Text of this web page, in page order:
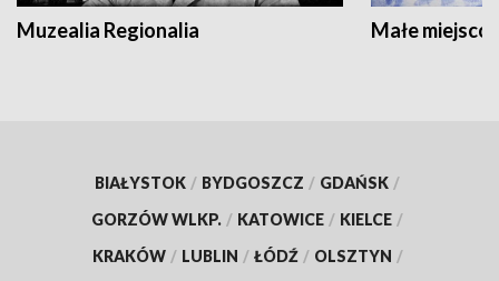
Muzealia Regionalia Małe
BIAŁYSTOK / BYDGOSZCZ / GDAŃSK /
GORZÓW WLKP. / KATOWICE / KIELCE /
KRAKÓW / LUBLIN / ŁÓDŹ / OLSZTYN /